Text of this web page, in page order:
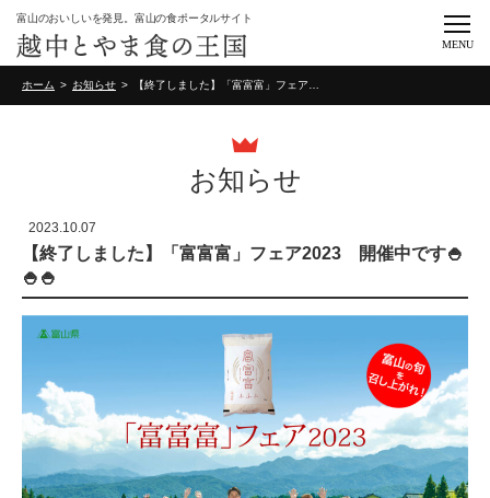
富山のおいしいを発見。富山の食ポータルサイト
MENU
ホーム お知らせ
お知らせ
2023.10.07
【終了しました】「富富富」フェア2023 開催中です🍚
🍚🍚